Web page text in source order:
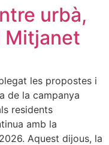
urbà,
Mitjanet
les propostes i
de la campanya
residents
amb la
Aquest dijous, la